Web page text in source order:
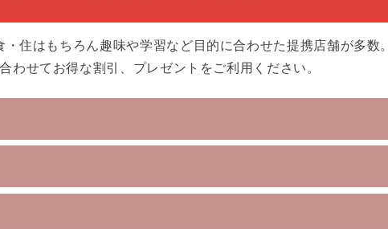
住はもちろん趣味や学習など目的に合わせた提携店舗が多数。
わせてお得な割引、プレゼントをご利用ください。